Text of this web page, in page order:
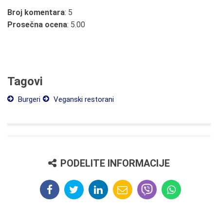
Broj komentara: 5
Prosečna ocena: 5.00
Tagovi
Burgeri Veganski restorani
PODELITE INFORMACIJE